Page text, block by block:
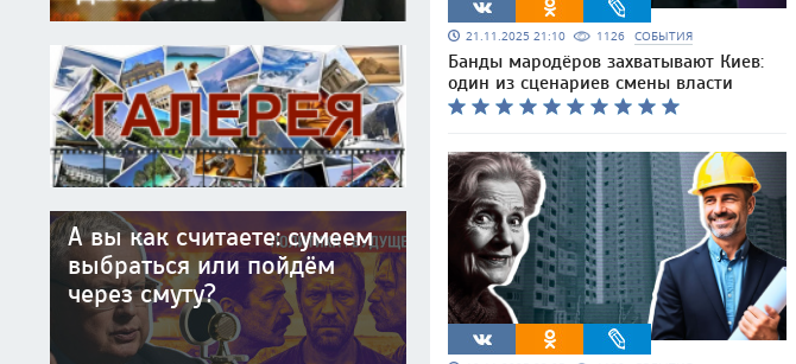
А вы как считаете: сумеем
выбраться или пойдём
через смуту?
21.11.2025 21:10 1126 СОБЫТИЯ
Банды мародёров захватывают Киев:
один из сценариев смены власти